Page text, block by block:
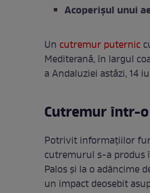
Acoperișul unui
Un cutremur puternic
Mediterană, în largul
a Andaluziei astăzi, 14
Cutremur într-
Potrivit informațiilor
cutremurul s-a produs
Palos și la o adâncime
un impact deosebit